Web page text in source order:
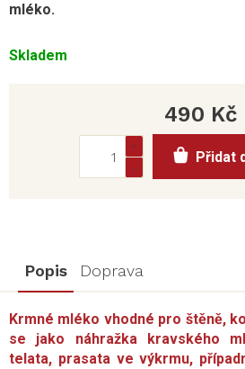
Skladem
mléko.
490 Kč
cena:
Přidat
Popis Doprava
Krmné mléko vhodné pro štěně,
se jako náhražka kravského
telata, prasata ve výkrmu,